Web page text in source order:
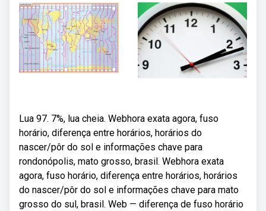
Lua 97. 7%, lua cheia. Webhora exata agora, fuso
horário, diferença entre horários, horários do
nascer/pôr do sol e informações chave para
rondonópolis, mato grosso, brasil. Webhora exata
agora, fuso horário, diferença entre horários, horários
do nascer/pôr do sol e informações chave para mato
grosso do sul, brasil. Web — diferença de fuso horário